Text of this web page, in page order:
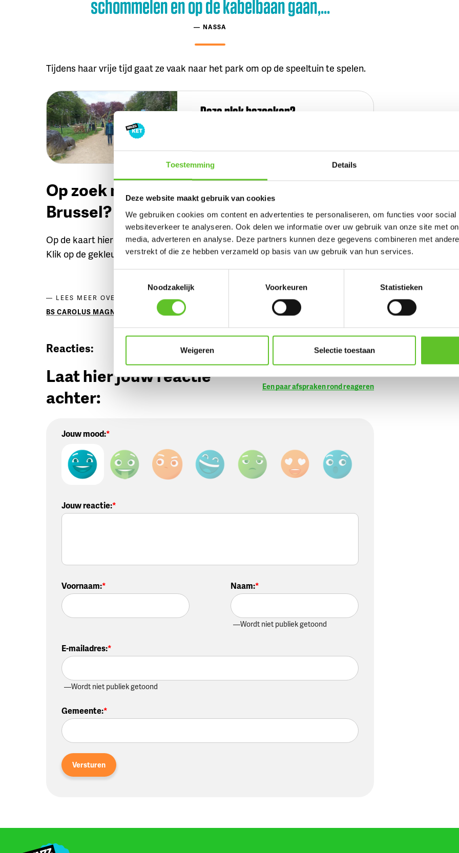
Toestemming Details
Deze website maakt gebruik van cookies
We gebruiken cookies om content en advertenties te personaliseren, om functies voor
websiteverkeer te analyseren. Ook delen we informatie over uw gebruik van onze site met
media, adverteren en analyse. Deze partners kunnen deze gegevens combineren met
verstrekt of die ze hebben verzameld op basis van uw gebruik van hun services.
Noodzakelijk
Voorkeuren Statistieken
Weigeren Selectie toestaan
schommelen en op de kabelbaan gaan,...
NASSA
Tijdens haar vrije tijd gaat ze vaak naar het park om op de speeltuin te spelen.
Deze plek bezoeken?
Op zoek naar nog meer coolste plekken in
Brussel?
Op de kaart hieronder vind je de andere coole plekken van Brusselse ketjes.
Klik op de gekleurde markers om meer te weten te komen.
LEES MEER OVER COOLSTE PLEK , VILVOORDE
BS CAROLUS MAGNUS
Reacties:
Laat hier jouw reactie
achter:
Een paar afspraken rond reageren
Jouw mood:
Jouw reactie:
Voornaam: Naam:
Wordt niet publiek getoond
E-mailadres:
Wordt niet publiek getoond
Gemeente:
Versturen